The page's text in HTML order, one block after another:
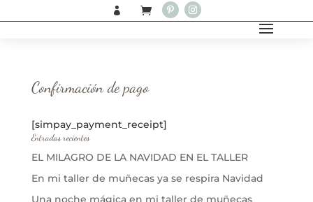
 
Confirmación de pago
[simpay_payment_receipt]
Entradas recientes
EL MILAGRO DE LA NAVIDAD EN EL TALLER
En mi taller de muñecas ya se respira Navidad
Una noche mágica en mi taller de muñecas